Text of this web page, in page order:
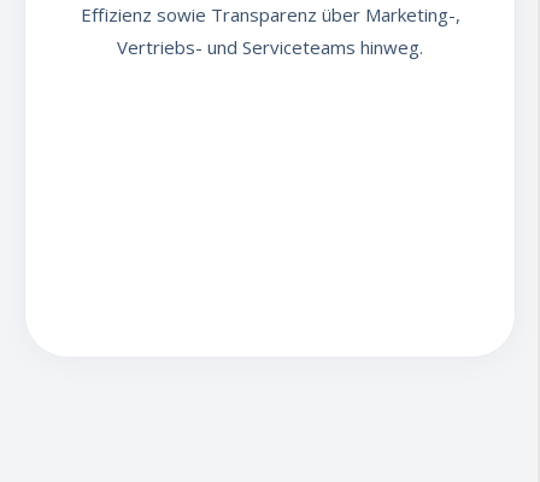
Effizienz sowie Transparenz über Marketing-,
Vertriebs- und Serviceteams hinweg.